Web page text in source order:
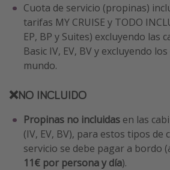
Cuota de servicio (propinas)
tarifas MY CRUISE y TODO
EP, BP y Suites) excluyendo las
Basic IV, EV, BV y excluyendo
mundo.
❌NO INCLUIDO
Propinas no incluidas en las
(IV, EV, BV), para estos tipos de
servicio se debe pagar a bordo
11€ por persona y día).